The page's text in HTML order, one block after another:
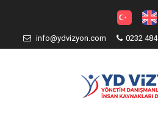
info@ydvizyon.com 0232